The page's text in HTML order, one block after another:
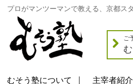
プロがマンツーマンで教える、京都ス
ご
むそう塾について 主宰者紹介